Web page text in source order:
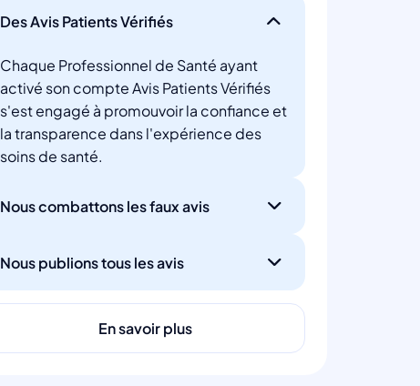
Des Avis Patients Vérifiés
Chaque Professionnel de Santé ayant
activé son compte Avis Patients Vérifiés
s'est engagé à promouvoir la confiance et
la transparence dans l'expérience des
soins de santé.
Nous combattons les faux avis
Nous publions tous les avis
En savoir plus